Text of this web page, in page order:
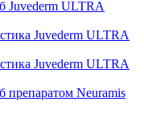
Juvederm ULTRA
Juvederm ULTRA
Juvederm ULTRA
препаратом Neuramis